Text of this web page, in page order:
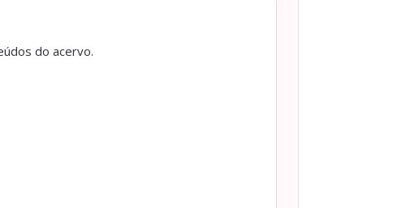
do acervo.